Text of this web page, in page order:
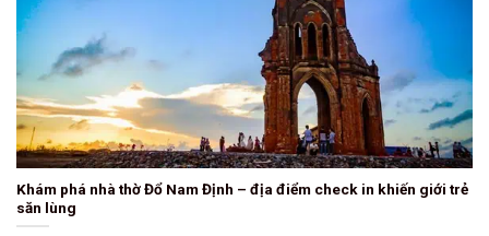
Khám phá nhà thờ Đổ Nam Định – địa điểm check in khiến giới trẻ
săn lùng